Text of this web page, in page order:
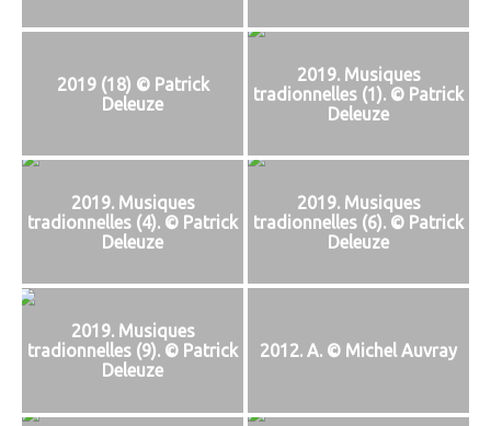
2019 (18) © Patrick
Deleuze
2019. Musiques
tradionnelles (1). © Patrick
Deleuze
2019. Musiques
tradionnelles (4). © Patrick
Deleuze
2019. Musiques
tradionnelles (6). © Patrick
Deleuze
2019. Musiques
tradionnelles (9). © Patrick
Deleuze
2012. A. © Michel Auvray